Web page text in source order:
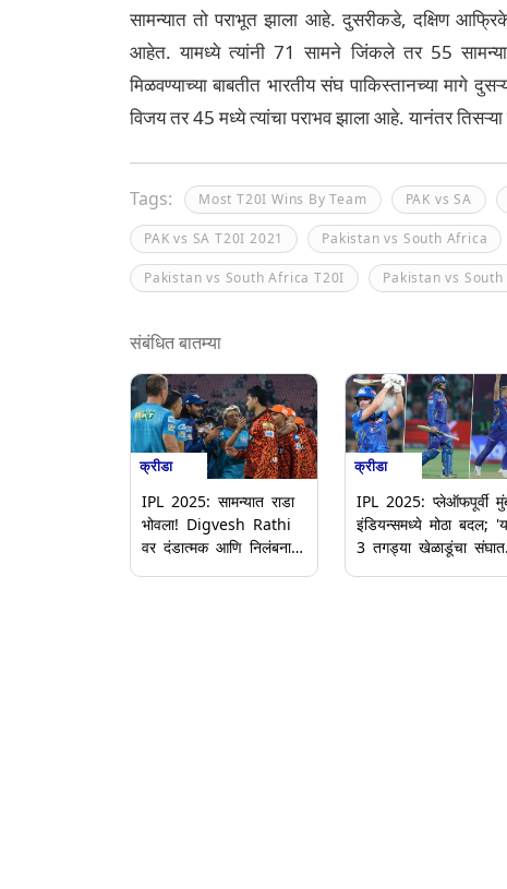
सामन्यात तो पराभूत झाला आहे. दुसरीकडे, दक्षिण
आहेत. यामध्ये त्यांनी 71 सामने जिंकले तर 55
मिळवण्याच्या बाबतीत भारतीय संघ पाकिस्तानच्या मागे
विजय तर 45 मध्ये त्यांचा पराभव झाला आहे. यानंतर
Tags: Most T20I Wins By Team PAK vs SA
PAK vs SA T20I 2021 Pakistan vs South Africa
Pakistan vs South Africa T20I Pakistan vs
संबंधित बातम्या
क्रीडा
IPL 2025: सामन्यात राडा
भोवला! Digvesh Rathi
वर दंडात्मक आणि निलंबनाची
क्रीडा
IPL 2025: प्लेऑफपूर्वी
इंडियन्समध्ये मोठा बदल;
3 तगड्या खेळाडूंचा संघात